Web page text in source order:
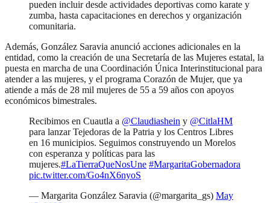
pueden incluir desde actividades deportivas como karate y
zumba, hasta capacitaciones en derechos y organización
comunitaria.
Además, González Saravia anunció acciones adicionales en la
entidad, como la creación de una Secretaría de las Mujeres estatal, la
puesta en marcha de una Coordinación Única Interinstitucional para
atender a las mujeres, y el programa Corazón de Mujer, que ya
atiende a más de 28 mil mujeres de 55 a 59 años con apoyos
económicos bimestrales.
Recibimos en Cuautla a @Claudiashein y @CitlaHM
para lanzar Tejedoras de la Patria y los Centros Libres
en 16 municipios. Seguimos construyendo un Morelos
con esperanza y políticas para las
mujeres.#LaTierraQueNosUne #MargaritaGobernadora
pic.twitter.com/Go4nX6nyoS
— Margarita González Saravia (@margarita_gs) May